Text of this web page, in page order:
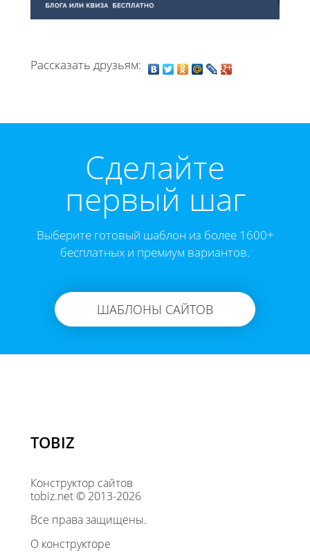
Рассказать друзьям:
Cделайте
первый шаг
Выберите готовый шаблон из более 1600+
бесплатных и премиум вариантов.
ШАБЛОНЫ САЙТОВ
TOBIZ
Конструктор сайтов
tobiz.net © 2013-2026
Все права защищены.
О конструкторе